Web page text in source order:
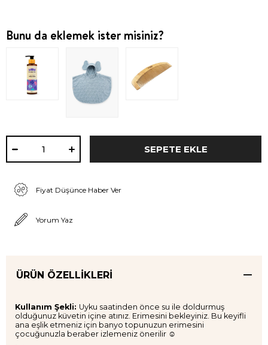
Bunu da eklemek ister misiniz?
Fiyat Düşünce Haber Ver
Yorum Yaz
ÜRÜN ÖZELLIKLERI
Kullanım Şekli: Uyku saatinden önce su ile doldurmuş
olduğunuz küvetin içine atınız. Erimesini bekleyiniz. Bu keyifli
ana eşlik etmeniz için banyo topunuzun erimesini
çocuğunuzla beraber izlemeniz önerilir ☺